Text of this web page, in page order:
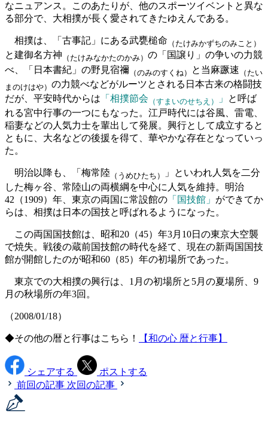
なニュアンス。このあたりが、他のスポーツイベントと異な
る部分で、大相撲が長く愛されてきたゆえんである。
相撲は、「古事記」にある武甕槌命 （たけみかずちのみこと）
と建御名方神 （たけみなかたのかみ） の「国譲り」の争いの力競
べ、「日本書紀」の野見宿禰 （のみのすくね） と当麻蹶速 （たい
まのけはや） の力競べなどがルーツとされる日本古来の格闘技
だが、平安時代からは 「相撲節会 （すまいのせちえ） 」
と呼ば
れる宮中行事の一つにもなった。江戸時代には谷風、雷電、
稲妻などの人気力士を輩出して発展。興行として成立すると
ともに、大名などの後援を得て、華やかな存在となっていっ
た。
明治以降も、「梅常陸 （うめひたち）
」といわれ人気を二分
した梅ヶ谷、常陸山の両横綱を中心に人気を維持。明治
42（1909）年、東京の両国に常設館の 「国技館」 ができてか
らは、相撲は日本の国技と呼ばれるようになった。
この両国国技館は、昭和20（45）年3月10日の東京大空襲
で焼失。戦後の蔵前国技館の時代を経て、現在の新両国国技
館が開館したのが昭和60（85）年の初場所であった。
東京での大相撲の興行は、1月の初場所と5月の夏場所、9
月の秋場所の年3回。
（2008/01/18）
◆その他の暦と行事はこちら！ 【和の心 暦と行事】
シェアする
ポストする
前回の記事 次回の記事